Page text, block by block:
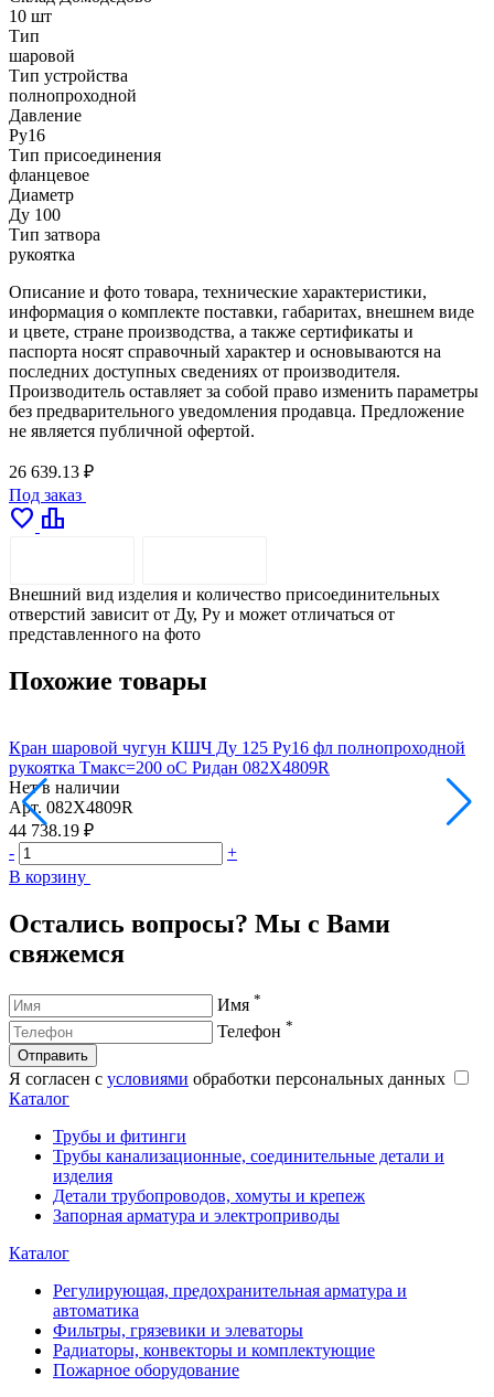
10 шт
Тип
шаровой
Тип устройства
полнопроходной
Давление
Ру16
Тип присоединения
фланцевое
Диаметр
Ду 100
Тип затвора
рукоятка
Описание и фото товара, технические характеристики,
информация о комплекте поставки, габаритах, внешнем виде
и цвете, стране производства, а также сертификаты и
паспорта носят справочный характер и основываются на
последних доступных сведениях от производителя.
Производитель оставляет за собой право изменить параметры
без предварительного уведомления продавца. Предложение
не является публичной офертой.
26 639.13 ₽
Под заказ
favorite leaderboard
Внешний вид изделия и количество присоединительных
отверстий зависит от Ду, Pу и может отличаться от
представленного на фото
Похожие товары
Кран шаровой чугун КШЧ Ду 125 Ру16 фл полнопроходной
рукоятка Тмакс=200 оС Ридан 082X4809R
Нет в наличии
Арт. 082X4809R
44 738.19 ₽
-
+
В корзину
Остались вопросы? Мы с Вами
свяжемся
Имя *
Телефон *
Отправить
Я согласен с условиями обработки персональных данных
Каталог
Трубы и фитинги
Трубы канализационные, соединительные детали и
изделия
Детали трубопроводов, хомуты и крепеж
Запорная арматура и электроприводы
Каталог
Регулирующая, предохранительная арматура и
автоматика
Фильтры, грязевики и элеваторы
Радиаторы, конвекторы и комплектующие
Пожарное оборудование